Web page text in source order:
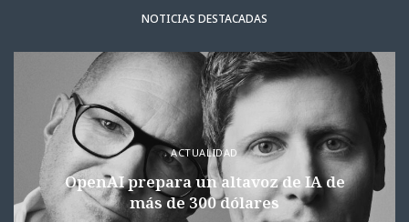
NOTICIAS DESTACADAS
ACTUALIDAD
OpenAI prepara un altavoz de IA de
más de 300 dólares